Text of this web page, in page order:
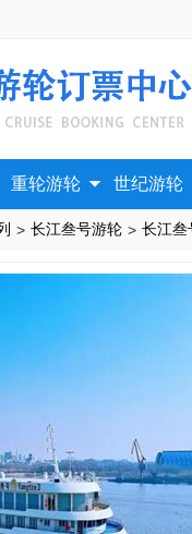
重轮游轮  世纪游轮
> 长江叁号游轮 > 长江叁